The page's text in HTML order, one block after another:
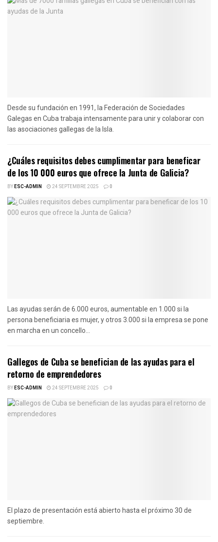
Desde su fundación en 1991, la Federación de Sociedades
Galegas en Cuba trabaja intensamente para unir y colaborar con
las asociaciones gallegas de la Isla.
¿Cuáles requisitos debes cumplimentar para beneficar
de los 10 000 euros que ofrece la Junta de Galicia?
BYESC-ADMIN 24 SEPTEMBRE 2025 0
Las ayudas serán de 6.000 euros, aumentable en 1.000 si la
persona beneficiaria es mujer, y otros 3.000 si la empresa se pone
en marcha en un concello...
Gallegos de Cuba se benefician de las ayudas para el
retorno de emprendedores
BYESC-ADMIN 24 SEPTEMBRE 2025 0
El plazo de presentación está abierto hasta el próximo 30 de
septiembre.